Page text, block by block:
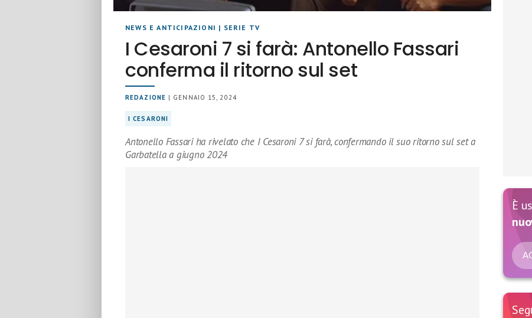
NEWS E ANTICIPAZIONI | SERIE TV
I Cesaroni 7 si farà: Antonello Fassari
conferma il ritorno sul set
REDAZIONE | GENNAIO 15, 2024
I CESARONI
Antonello Fassari ha rivelato che I Cesaroni 7 si farà, confermando il suo ritorno sul set a
Garbatella a giugno 2024
È